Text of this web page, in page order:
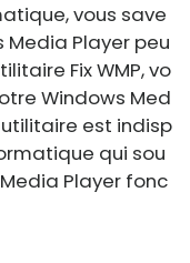
vous save
Player peu
Fix WMP, vo
Windows Med
est indisp
qui sou
Player fonc